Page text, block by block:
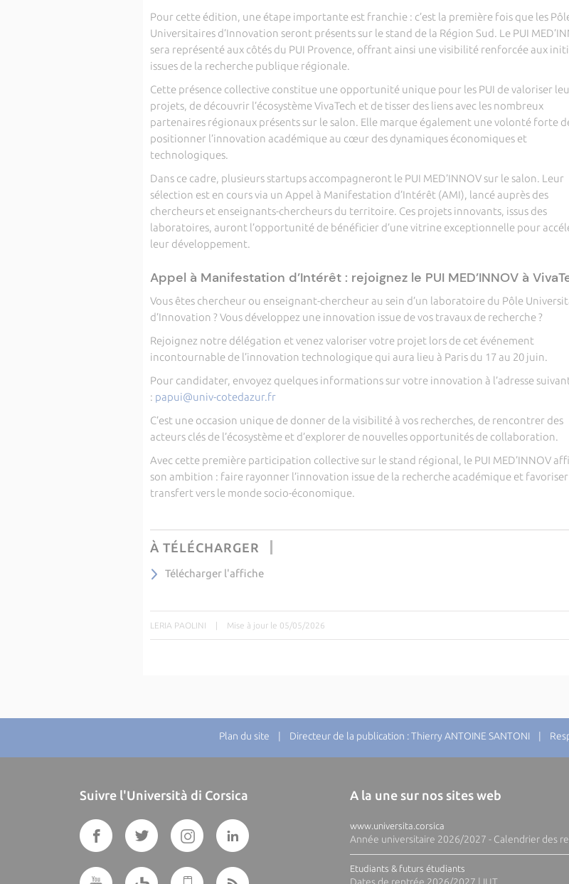
Pour cette édition, une étape importante est franchie : c’est la première fois que les
Universitaires d’Innovation seront présents sur le stand de la Région Sud. Le PUI
sera représenté aux côtés du PUI Provence, offrant ainsi une visibilité renforcée aux
issues de la recherche publique régionale.
Cette présence collective constitue une opportunité unique pour les PUI de valoriser
projets, de découvrir l’écosystème VivaTech et de tisser des liens avec les nombreux
partenaires régionaux présents sur le salon. Elle marque également une volonté forte
positionner l’innovation académique au cœur des dynamiques économiques et
technologiques.
Dans ce cadre, plusieurs startups accompagneront le PUI MED’INNOV sur le salon. Leur
sélection est en cours via un Appel à Manifestation d’Intérêt (AMI), lancé auprès des
chercheurs et enseignants-chercheurs du territoire. Ces projets innovants, issus des
laboratoires, auront l’opportunité de bénéficier d’une vitrine exceptionnelle pour
leur développement.
Appel à Manifestation d’Intérêt : rejoignez le PUI MED’INNOV à
Vous êtes chercheur ou enseignant-chercheur au sein d’un laboratoire du Pôle
d’Innovation ? Vous développez une innovation issue de vos travaux de recherche ?
Rejoignez notre délégation et venez valoriser votre projet lors de cet événement
incontournable de l’innovation technologique qui aura lieu à Paris du 17 au 20 juin.
Pour candidater, envoyez quelques informations sur votre innovation à l’adresse
: papui@univ-cotedazur.fr
C’est une occasion unique de donner de la visibilité à vos recherches, de rencontrer des
acteurs clés de l’écosystème et d’explorer de nouvelles opportunités de collaboration.
Avec cette première participation collective sur le stand régional, le PUI MED’INNOV
son ambition : faire rayonner l’innovation issue de la recherche académique et favoriser
transfert vers le monde socio-économique.
À TÉLÉCHARGER
Télécharger l'affiche
LERIA PAOLINI | Mise à jour le 05/05/2026
Plan du site | Directeur de la publication : Thierry ANTOINE SANTONI |
Suivre l'Università di Corsica A la une sur nos sites web
www.universita.corsica
Année universitaire 2026/2027 - Calendrier des
Etudiants & futurs étudiants
Dates de rentrée 2026/2027 | IUT